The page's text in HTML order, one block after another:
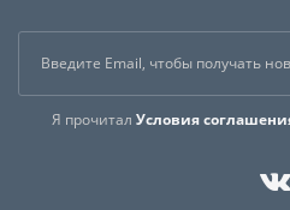
Я прочитал Условия